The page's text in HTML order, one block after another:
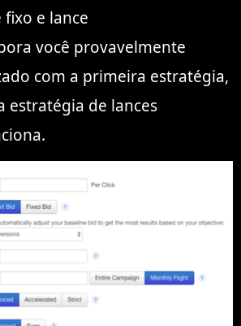
fixo e lance
você provavelmente
com a primeira estratégia,
estratégia de lances